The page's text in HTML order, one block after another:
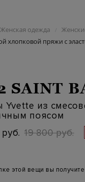
Женская одежда /
хлопковой пряжи с
SAINT
из
поясом
19 800 руб.
этой вещи вы